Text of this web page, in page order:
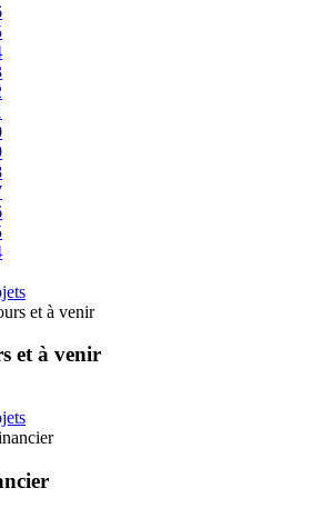
et à venir
et à venir